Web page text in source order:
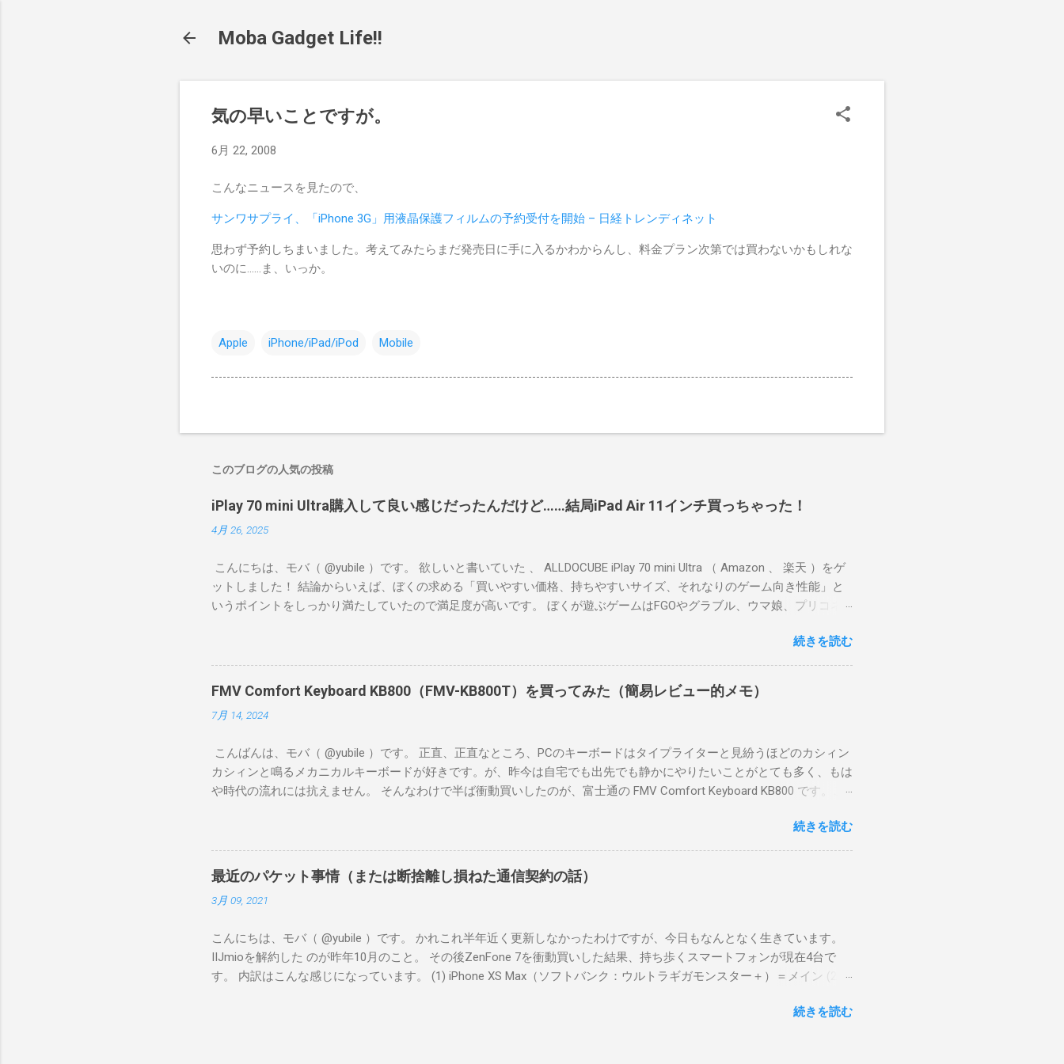
Moba Gadget Life!!
気の早いことですが。
6月 22, 2008
こんなニュースを見たので、
サンワサプライ、「iPhone 3G」用液晶保護フィルムの予約受付を開始 – 日経トレンディネット
思わず予約しちまいました。考えてみたらまだ発売日に手に入るかわからんし、料金プラン次第では買わないかもしれな
いのに……ま、いっか。
Apple iPhone/iPad/iPod Mobile
このブログの人気の投稿
iPlay 70 mini Ultra購入して良い感じだったんだけど……結局iPad Air 11インチ買っちゃった！
4月 26, 2025
こんにちは、モバ（ @yubile ）です。 欲しいと書いていた 、 ALLDOCUBE iPlay 70 mini Ultra （ Amazon 、 楽天 ）をゲ
ットしました！ 結論からいえば、ぼくの求める「買いやすい価格、持ちやすいサイズ、それなりのゲーム向き性能」と
いうポイントをしっかり満たしていたので満足度が高いです。 ぼくが遊ぶゲームはFGOやグラブル、ウマ娘、プリコネ
してストレスがたまります。 片手で持ちやすいサイズながら、ゲームが割としっかり遊べるナイス端末、と感じまし
た。
続きを読む
FMV Comfort Keyboard KB800（FMV-KB800T）を買ってみた（簡易レビュー的メモ）
7月 14, 2024
こんばんは、モバ（ @yubile ）です。 正直、正直なところ、PCのキーボードはタイプライターと見紛うほどのカシィン
カシィンと鳴るメカニカルキーボードが好きです。が、昨今は自宅でも出先でも静かにやりたいことがとても多く、もは
や時代の流れには抗えません。 そんなわけで半ば衝動買いしたのが、富士通の FMV Comfort Keyboard KB800 です。こ
に私は、近所のケーズデンキに1台残っていたのを運良く衝動買いできました（？）。直前に同じケーズデンキで
Logicool K380s を買ったばかりだった（でもって、そちらはそちらでとても良かった）んですけどね……。 ファーストイ
ンプレッションとしては、 テンキーを含むフルキーボードとしてはコンパクトで良い キートップは小さめに感じるが小
さすぎもしない絶妙な大きさ キーストロークは見た目より深いが軽いタッチでも反応する 総じてタイピングが気持ちい
い Bluetoothに加えてUSBドングルも使えるので、有線キーボードが必要な部分をカバーできるのが便利 カラバリがあっ
っています。
続きを読む
最近のパケット事情（または断捨離し損ねた通信契約の話）
3月 09, 2021
こんにちは、モバ（ @yubile ）です。 かれこれ半年近く更新しなかったわけですが、今日もなんとなく生きています。
IIJmioを解約した のが昨年10月のこと。 その後ZenFone 7を衝動買いした結果、持ち歩くスマートフォンが現在4台で
す。 内訳はこんな感じになっています。 (1) iPhone XS Max（ソフトバンク：ウルトラギガモンスター＋）＝メイン (2)
途 (4) Rakuten mini（DENT）＝Edy、nanaco、WAON等 Google Pixel 3aも使っていたのですが、5台はさすがに多いのでし
続きを読む